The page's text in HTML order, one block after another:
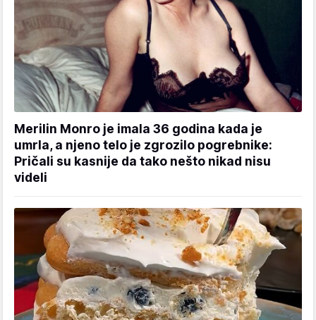
Merilin Monro je imala 36 godina kada je
umrla, a njeno telo je zgrozilo pogrebnike:
Pričali su kasnije da tako nešto nikad nisu
videli